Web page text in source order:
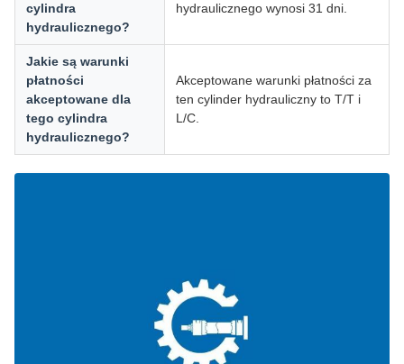
cylindra
hydraulicznego?
hydraulicznego wynosi 31 dni.
Jakie są warunki
płatności
akceptowane dla
tego cylindra
hydraulicznego?
Akceptowane warunki płatności za
ten cylinder hydrauliczny to T/T i
L/C.